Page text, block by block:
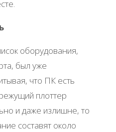
оборудования,
был уже
что ПК есть
плоттер
и даже излишне, то
составят около